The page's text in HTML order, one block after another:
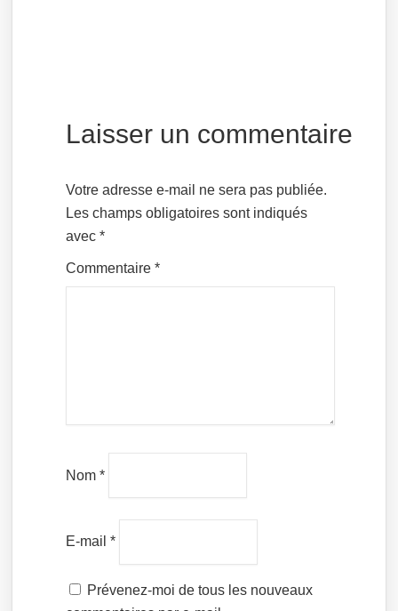
Laisser un commentaire
Votre adresse e-mail ne sera pas publiée.
Les champs obligatoires sont indiqués
avec*
Commentaire*
Nom*
E-mail*
Prévenez-moi de tous les nouveaux